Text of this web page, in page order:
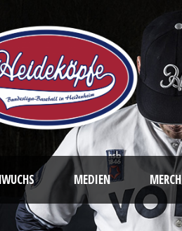
MEDIEN MERCH